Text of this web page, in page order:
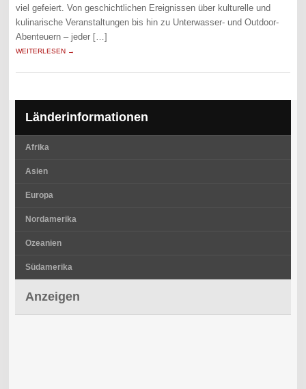
viel gefeiert. Von geschichtlichen Ereignissen über kulturelle und
kulinarische Veranstaltungen bis hin zu Unterwasser- und Outdoor-
Abenteuern – jeder […]
WEITERLESEN →
Länderinformationen
Afrika
Asien
Europa
Nordamerika
Ozeanien
Südamerika
Anzeigen